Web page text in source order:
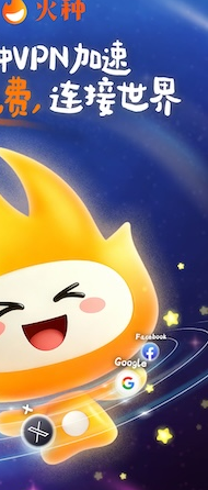
支持 [0] 反对 [0]
支持
雷霆加速
狂飙加速器
pvn加速器
飞机加速器
载官网ios